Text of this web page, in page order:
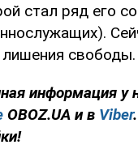
стал ряд его
свободы.
информация у
OBOZ.UA и в Viber